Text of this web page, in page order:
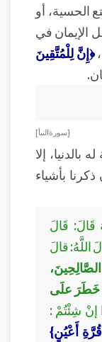
الحسية، أو
الإيمان في
﴿إِنَّ لِلْمُتَّقِينَ
[ سورة النبأ ]
إلا
بأشياء
قَالَ
اللَّهُ: قالَ
خَطَرَ علَى
إنْ شِئْتُمْ :
أَعْيُنٍ}